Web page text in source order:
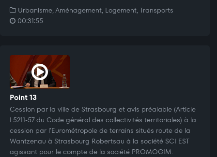
Urbanisme, Aménagement, Logement, Transports
00:31:55
Point 13
Cession par la ville de Strasbourg et avis préalable (Article
L5211-57 du Code général des collectivités territoriales) à la
cession par l’Eurométropole de terrains situés route de la
Wantzenau à Strasbourg Robertsau à la société SCI EST
agissant pour le compte de la société PROMOGIM.